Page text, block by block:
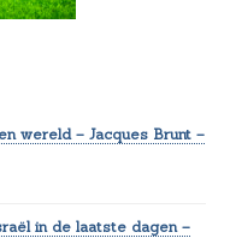
wereld – Jacques Brunt –
in de laatste dagen –